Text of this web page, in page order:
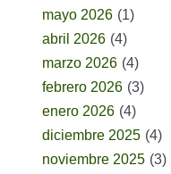
mayo 2026 (1)
abril 2026 (4)
marzo 2026 (4)
febrero 2026 (3)
enero 2026 (4)
diciembre 2025 (4)
noviembre 2025 (3)